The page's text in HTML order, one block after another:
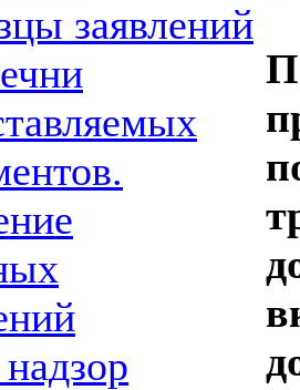
заявлений